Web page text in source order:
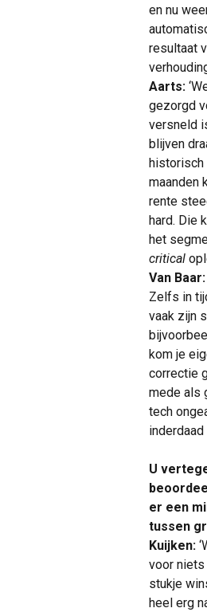
en nu
resultaat
Aarts:
gezorgd
versneld
blijven
historisch
maanden
rente
hard. Die
het
critical
Van Baar:
Zelfs in
vaak zijn
kom je
correctie
mede als
tech
U
er een
tussen
Kuijken:
voor niets
stukje
heel erg